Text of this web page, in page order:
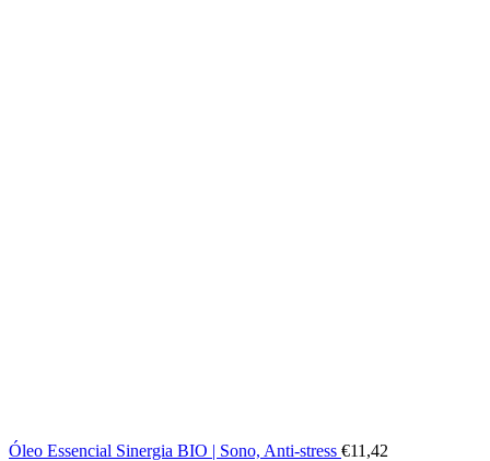
Óleo Essencial Sinergia BIO | Sono, Anti-stress €11,42